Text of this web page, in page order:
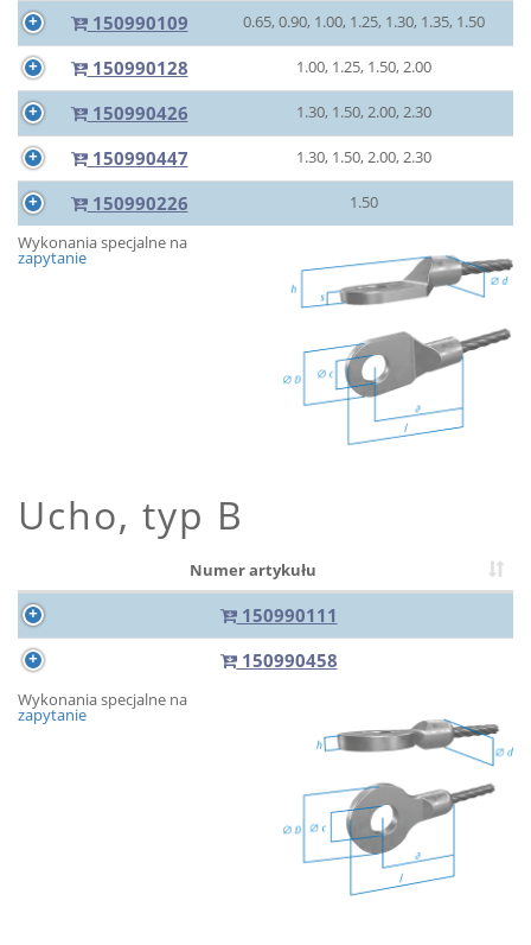
150990109 0.65, 0.90, 1.00, 1.25, 1.30, 1.35, 1.50
150990128 1.00, 1.25, 1.50, 2.00
150990426 1.30, 1.50, 2.00, 2.30
150990447 1.30, 1.50, 2.00, 2.30
150990226
1.50
Wykonania specjalne na
zapytanie
Ucho, typ B
Numer artykułu
150990111
150990458
Wykonania specjalne na
zapytanie